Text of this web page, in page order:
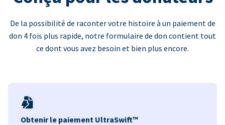
De la possibilité de raconter votre histoire à un paiement de
don 4 fois plus rapide, notre formulaire de don contient tout
ce dont vous avez besoin et bien plus encore.
Obtenir le paiement UltraSwift™